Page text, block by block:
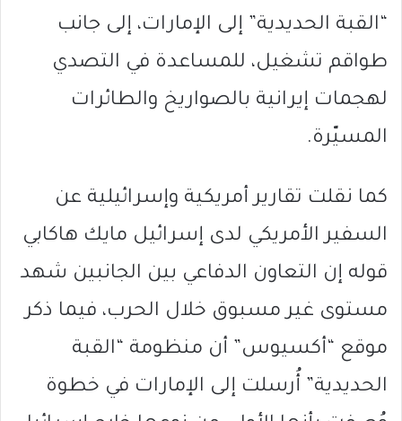
“القبة الحديدية” إلى الإمارات، إلى جانب
طواقم تشغيل، للمساعدة في التصدي
لهجمات إيرانية بالصواريخ والطائرات
المسيّرة.
كما نقلت تقارير أمريكية وإسرائيلية عن
السفير الأمريكي لدى إسرائيل مايك هاكابي
قوله إن التعاون الدفاعي بين الجانبين شهد
مستوى غير مسبوق خلال الحرب، فيما ذكر
موقع “أكسيوس” أن منظومة “القبة
الحديدية” أُرسلت إلى الإمارات في خطوة